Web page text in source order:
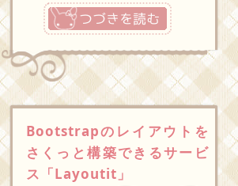
つづきを読む
Bootstrapのレイアウトを
さくっと構築できるサービ
ス「Layoutit」